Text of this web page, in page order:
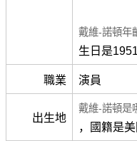
戴維-諾頓年
生日是
職業 演員
出生地
戴維-諾頓是
，國籍是美